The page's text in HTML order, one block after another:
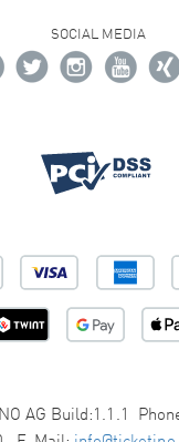
SOCIAL MEDIA
AG Build:1.1.1